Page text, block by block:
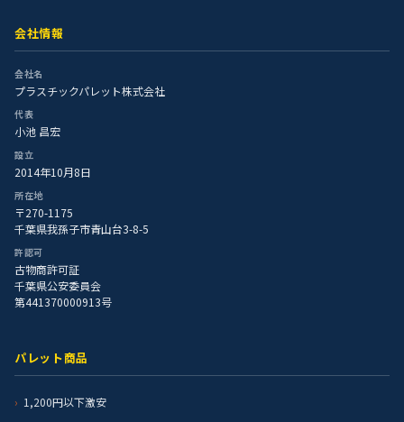
会社情報
会社名
プラスチックパレット株式会社
代表
小池 昌宏
設立
2014年10月8日
所在地
〒270-1175
千葉県我孫子市青山台3-8-5
許認可
古物商許可証
千葉県公安委員会
第441370000913号
パレット商品
1,200円以下激安